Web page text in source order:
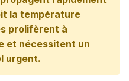
la température
prolifèrent à
et nécessitent un
urgent.